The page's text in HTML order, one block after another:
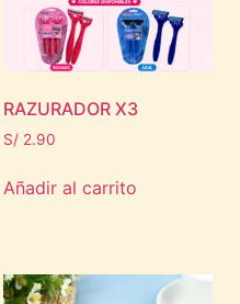
RAZURADOR X3
S/2.90
Añadir al carrito